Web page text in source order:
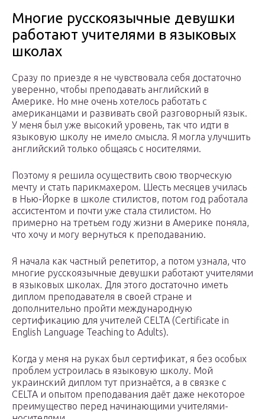
Многие русскоязычные девушки
работают учителями в языковых
школах
Сразу по приезде я не чувствовала себя достаточно
уверенно, чтобы преподавать английский в
Америке. Но мне очень хотелось работать с
американцами и развивать свой разговорный язык.
У меня был уже высокий уровень, так что идти в
языковую школу не имело смысла. Я могла улучшить
английский только общаясь с носителями.
Поэтому я решила осуществить свою творческую
мечту и стать парикмахером. Шесть месяцев училась
в Нью-Йорке в школе стилистов, потом год работала
ассистентом и почти уже стала стилистом. Но
примерно на третьем году жизни в Америке поняла,
что хочу и могу вернуться к преподаванию.
Я начала как частный репетитор, а потом узнала, что
многие русскоязычные девушки работают учителями
в языковых школах. Для этого достаточно иметь
диплом преподавателя в своей стране и
дополнительно пройти международную
сертификацию для учителей CELTA (Certificate in
English Language Teaching to Adults).
Когда у меня на руках был сертификат, я без особых
проблем устроилась в языковую школу. Мой
украинский диплом тут признаётся, а в связке с
CELTA и опытом преподавания даёт даже некоторое
преимущество перед начинающими учителями-